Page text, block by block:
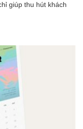
giúp thu hút khách